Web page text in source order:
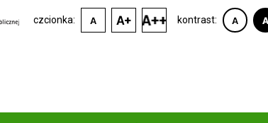
kontrast:
czcionka: